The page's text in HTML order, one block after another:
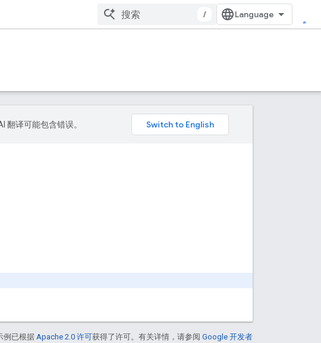
/
翻译可能包含错误。
例已根据 Apache 2.0 许可获得了许可。有关详情，请参阅 Google 开发者